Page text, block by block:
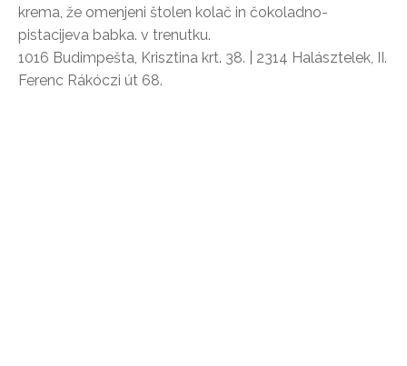
krema, že omenjeni štolen kolač in čokoladno-
pistacijeva babka. v trenutku.
1016 Budimpešta, Krisztina krt. 38. | 2314 Halásztelek, II.
Ferenc Rákóczi út 68.